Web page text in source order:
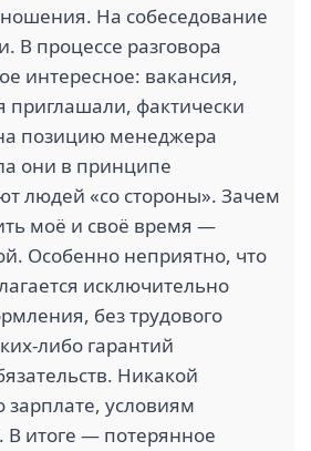
На собеседование
В процессе разговора
интересное: вакансия,
приглашали, фактически
позицию менеджера
они в принципе
людей «со стороны». Зачем
моё и своё время —
Особенно неприятно, что
исключительно
без трудового
либо гарантий
Никакой
зарплате, условиям
В итоге — потерянное